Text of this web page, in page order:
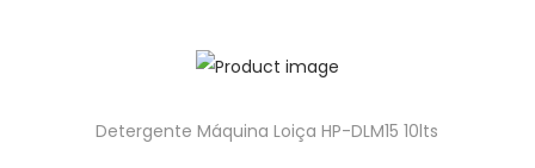
Detergente Máquina Loiça HP-DLM15 10lts